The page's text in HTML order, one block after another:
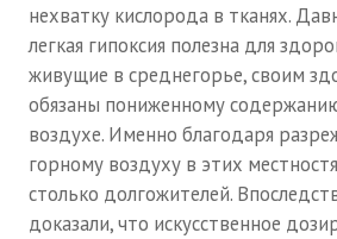
№ 6
№ 7
№ 8
№ 9
нехватку кислорода в тканях.
легкая гипоксия полезна для
живущие в среднегорье, своим
обязаны пониженному
воздухе. Именно благодаря
горному воздуху в этих
столько долгожителей.
доказали, что искусственное